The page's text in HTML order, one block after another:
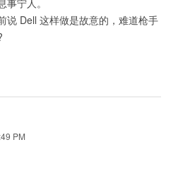
宁人。
说 Dell 这样做是故意的，难道枪手
PM